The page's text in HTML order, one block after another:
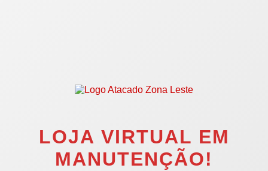
LOJA VIRTUAL EM
MANUTENÇÃO!